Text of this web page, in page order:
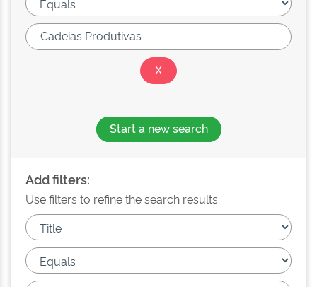
Start a new search
Add filters:
Use filters to refine the search results.